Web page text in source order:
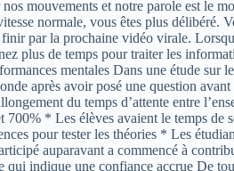
mouvements et notre parole est le
normale, vous êtes plus délibéré.
par la prochaine vidéo virale.
plus de temps pour traiter les
mentales Dans une étude sur
après avoir posé une question
du temps d’attente entre
700% * Les élèves avaient le temps
pour tester les théories * Les
auparavant a commencé à
qui indique une confiance accrue De